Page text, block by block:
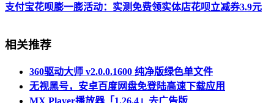
支付宝花呗膨一膨活动：实测免费领实体店花呗立减券3.9元
相关推荐
360驱动大师 v2.0.0.1600 纯净版绿色单文件
无视黑号，安卓百度网盘免登陆高速下载应用
MX Player播放器「1.26.4」去广告版